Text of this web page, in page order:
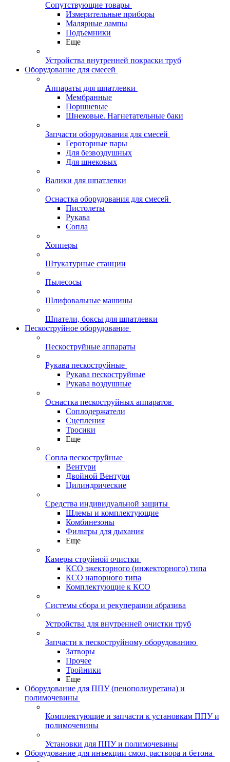
Сопутствующие товары
Измерительные приборы
Малярные лампы
Подъемники
Еще
Устройства внутренней покраски труб
Оборудование для смесей
Аппараты для шпатлевки
Мембранные
Поршневые
Шнековые. Нагнетательные баки
Запчасти оборудования для смесей
Героторные пары
Для безвоздушных
Для шнековых
Валики для шпатлевки
Оснастка оборудования для смесей
Пистолеты
Рукава
Сопла
Хопперы
Штукатурные станции
Пылесосы
Шлифовальные машины
Шпатели, боксы для шпатлевки
Пескоструйное оборудование
Пескоструйные аппараты
Рукава пескоструйные
Рукава пескоструйные
Рукава воздушные
Оснастка пескоструйных аппаратов
Соплодержатели
Сцепления
Тросики
Еще
Сопла пескоструйные
Вентури
Двойной Вентури
Цилиндрические
Средства индивидуальной защиты
Шлемы и комплектующие
Комбинезоны
Фильтры для дыхания
Еще
Камеры струйной очистки
КСО эжекторного (инжекторного) типа
КСО напорного типа
Комплектующие к КСО
Системы сбора и рекуперации абразива
Устройства для внутренней очистки труб
Запчасти к пескоструйному оборудованию
Затворы
Прочее
Тройники
Еще
Оборудование для ППУ (пенополиуретана) и
полимочевины
Комплектующие и запчасти к установкам ППУ и
полимочевины
Установки для ППУ и полимочевины
Оборудование для инъекции смол, раствора и бетона